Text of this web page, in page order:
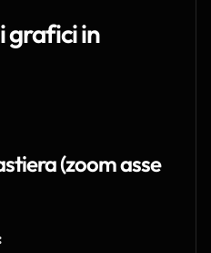
grafici in
(zoom asse